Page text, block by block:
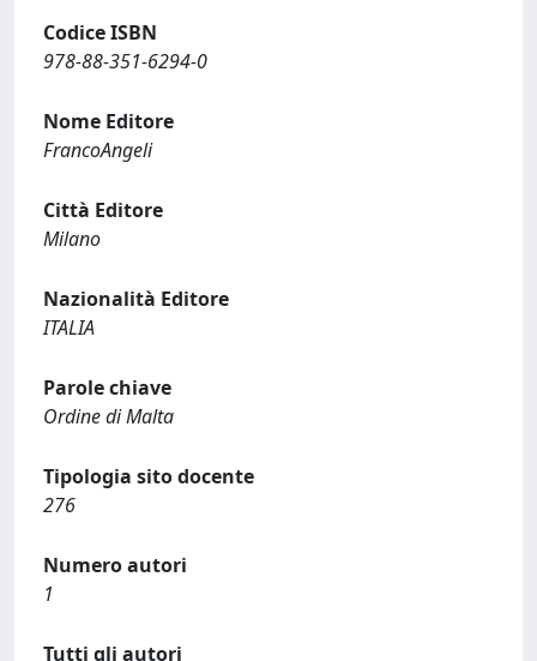
Codice ISBN
978-88-351-6294-0
Nome Editore
FrancoAngeli
Città Editore
Milano
Nazionalità Editore
ITALIA
Parole chiave
Ordine di Malta
Tipologia sito docente
276
Numero autori
1
Tutti gli autori